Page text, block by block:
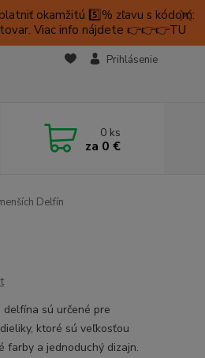
okamžitú 5️⃣% zľavu s kódom:
Viac info nájdete 👉👉👉TU
Prihlásenie
0 ks
za 0 €
Delfín
sú určené pre
ktoré sú veľkosťou
farby a jednoduchý dizajn.